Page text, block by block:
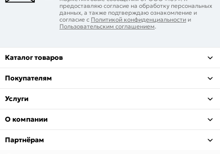
предоставляю согласие на обработку персональных
данных, а также подтверждаю ознакомление и
согласие с Политикой конфиденциальности и
Пользовательским соглашением.
Каталог товаров
Покупателям
Услуги
О компании
Партнёрам